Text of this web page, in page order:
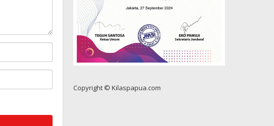
Copyright © Kilaspapua.com